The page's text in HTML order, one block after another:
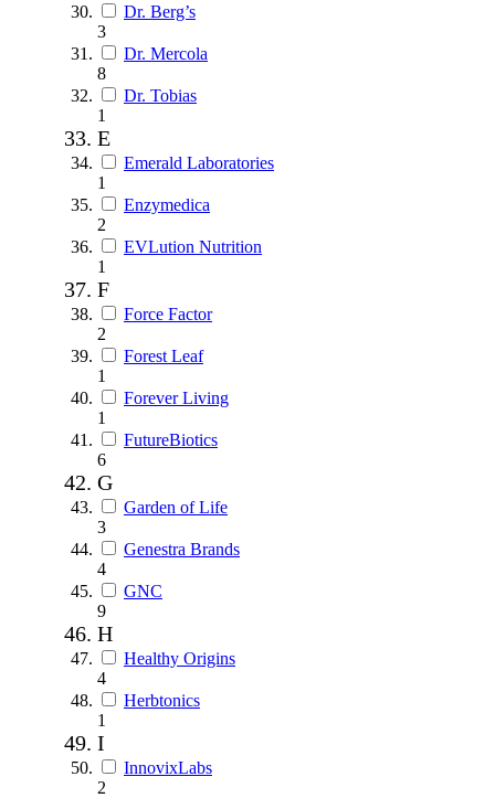
Dr. Berg’s
3
Dr. Mercola
8
Dr. Tobias
1
E
Emerald Laboratories
1
Enzymedica
2
EVLution Nutrition
1
F
Force Factor
2
Forest Leaf
1
Forever Living
1
FutureBiotics
6
G
Garden of Life
3
Genestra Brands
4
GNC
9
H
Healthy Origins
4
Herbtonics
1
I
InnovixLabs
2